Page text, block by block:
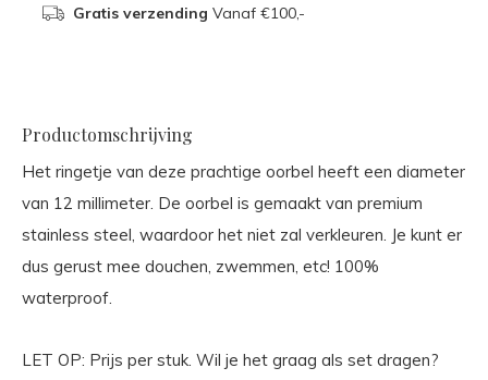
Gratis verzending Vanaf €100,-
Productomschrijving
Het ringetje van deze prachtige oorbel heeft een diameter
van 12 millimeter. De oorbel is gemaakt van premium
stainless steel, waardoor het niet zal verkleuren. Je kunt er
dus gerust mee douchen, zwemmen, etc! 100%
waterproof.
LET OP: Prijs per stuk. Wil je het graag als set dragen?